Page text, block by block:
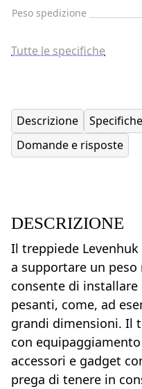
Peso spedizione
Tutte le specifiche
Descrizione Specifiche
Domande e risposte
DESCRIZIONE
Il treppiede Levenhuk
a supportare un peso
consente di
pesanti, come, ad
grandi dimensioni. Il
con
accessori e gadget
prega di tenere in